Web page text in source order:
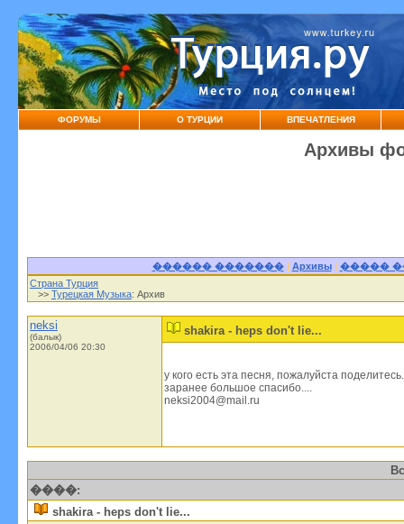
ФОРУМЫ О ТУРЦИИ ВПЕЧАТЛЕНИЯ
Архивы
������ �������| Архивы| �����
Страна Турция
>> Турецкая Музыка: Архив
neksi
(балык)
2006/04/06 20:30
shakira - heps don't lie...
у кого есть эта песня, пожалуйста
заранее большое спасибо....
neksi2004@mail.ru
����:
shakira - heps don't lie...